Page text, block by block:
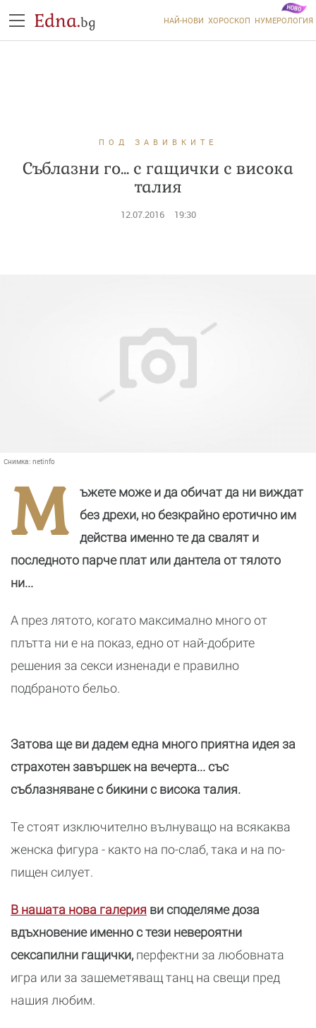
Edna.bg НАЙ-НОВИ ХОРОСКОП НУМЕРОЛОГИЯ
ПОД ЗАВИВКИТЕ
Съблазни го... с гащички с висока
талия
12.07.2016 19:30
Снимка: netinfo
М
ъжете може и да обичат да ни виждат
без дрехи, но безкрайно еротично им
действа именно те да свалят и
последното парче плат или дантела от тялото
ни...
А през лятото, когато максимално много от
плътта ни е на показ, едно от най-добрите
решения за секси изненади е правилно
подбраното бельо.
Затова ще ви дадем една много приятна идея за
страхотен завършек на вечерта... със
съблазняване с бикини с висока талия.
Те стоят изключително вълнуващо на всякаква
женска фигура - както на по-слаб, така и на по-
пищен силует.
В нашата нова галерия ви споделяме доза
вдъхновение именно с тези невероятни
сексапилни гащички,перфектни за любовната
игра или за зашеметяващ танц на свещи пред
нашия любим.